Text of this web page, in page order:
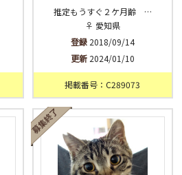
推定もうすぐ２ケ月齢 …
♀ 愛知県
登録2018/09/14
更新2024/01/10
掲載番号：C289073